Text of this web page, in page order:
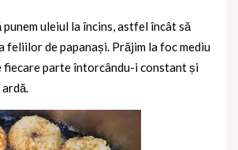
uleiul la încins, astfel încât să
feliilor de papanași. Prăjim la foc mediu
fiecare parte întorcându-i constant și